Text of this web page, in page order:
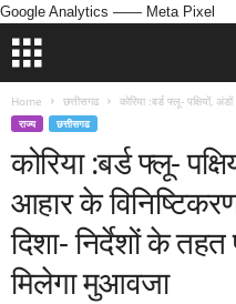
Google Analytics —— Meta Pixel
Home छत्तीसगढ कोरिया :बर्ड फ्लू- पक्षियों,
राज्य छत्तीसगढ
कोरिया :बर्ड फ्लू-
आहार के
दिशा- निर्देशों के
मिलेगा मुआवजा